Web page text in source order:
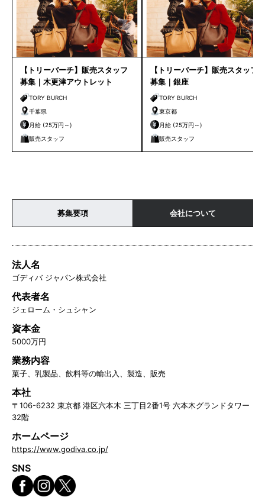
【トリーバーチ】販売スタッフ
募集｜木更津アウトレット
TORY BURCH
千葉県
月給 (25万円～)
販売スタッフ
【トリーバーチ】販売スタッフ
募集｜銀座
TORY BURCH
東京都
月給 (25万円～)
販売スタッフ
募集要項 会社について
法人名
ゴディバ ジャパン株式会社
代表者名
ジェローム・シュシャン
資本金
5000万円
業務内容
菓子、乳製品、飲料等の輸出入、製造、販売
本社
〒106-6232 東京都 港区六本木 三丁目2番1号 六本木グランドタワー
32階
ホームページ
https://www.godiva.co.jp/
SNS